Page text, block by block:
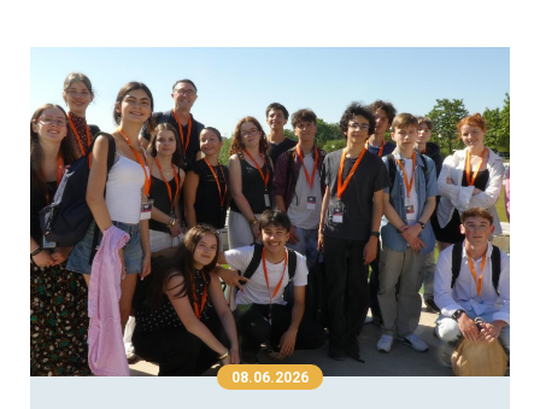
08.06.2026